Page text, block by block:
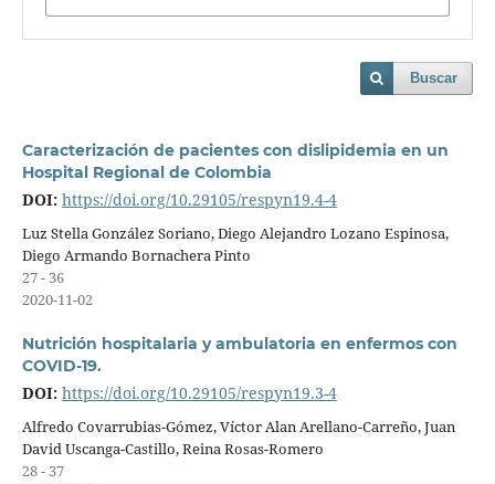
Buscar
Caracterización de pacientes con dislipidemia en un
Hospital Regional de Colombia
DOI: https://doi.org/10.29105/respyn19.4-4
Luz Stella González Soriano, Diego Alejandro Lozano Espinosa,
Diego Armando Bornachera Pinto
27 - 36
2020-11-02
Nutrición hospitalaria y ambulatoria en enfermos con
COVID-19.
DOI: https://doi.org/10.29105/respyn19.3-4
Alfredo Covarrubias-Gómez, Víctor Alan Arellano-Carreño, Juan
David Uscanga-Castillo, Reina Rosas-Romero
28 - 37